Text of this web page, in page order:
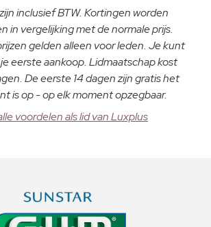
inclusief BTW. Kortingen worden
in vergelijking met de normale prijs.
gelden alleen voor leden. Je kunt
eerste aankoop. Lidmaatschap kost
De eerste 14 dagen zijn gratis het
is op - op elk moment opzegbaar.
voordelen als lid van Luxplus